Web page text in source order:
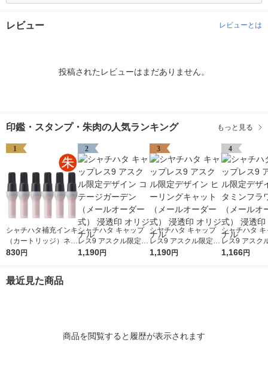
レビュー レビューとは
投稿されたレビューはまだありません。
印鑑・スタンプ・朱肉の人気ランキング もっと見る
1
シャチハタ補充インキ
（カートリッジ）ネー
ム9用 朱 6本入（簡易
830円
2
シャチハタ キャップ
レス9 アスクル限定デ
ザイン コテージガー
1,190円
3
シヤチハタ キャップ
レス9 アスクル限定デ
ザイン ヒーリングキ
1,190円
4
シャチハタ
レス9 アスク
ザイン ビタ
1,166円
最近見た商品
商品を閲覧すると履歴が表示されます